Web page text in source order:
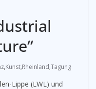
,Kunst,Rheinland,Tagung
Lippe (LWL) und